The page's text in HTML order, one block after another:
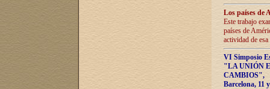
Los países de
Este trabajo
países de
actividad de
VI Simposio
"LA UNIÓN
CAMBIOS",
Barcelona, 11